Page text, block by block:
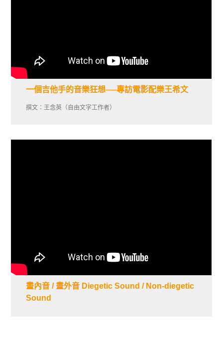
一個吉他手的音樂狂想──專訪電影配樂王希文
撰文：王念英（自由文字工作者）
畫內音 / 畫外音 Diegetic Sound / Non-diegetic
Sound